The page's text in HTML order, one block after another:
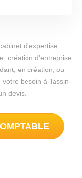
d'expertise
création d'entreprise
en création, ou
besoin à Tassin-
devis.